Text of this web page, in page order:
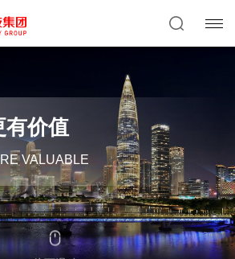
有价值
VALUABLE